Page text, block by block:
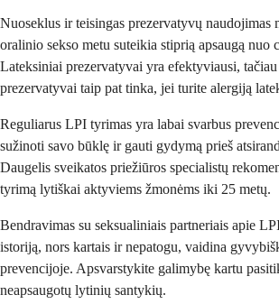
Nuoseklus ir teisingas prezervatyvų naudojimas
oralinio sekso metu suteikia stiprią apsaugą nuo
Lateksiniai prezervatyvai yra efektyviausi,
prezervatyvai taip pat tinka, jei turite alergiją
Reguliarus LPI tyrimas yra labai svarbus
sužinoti savo būklę ir gauti gydymą prieš
Daugelis sveikatos priežiūros specialistų
tyrimą lytiškai aktyviems žmonėms iki 25 metų.
Bendravimas su seksualiniais partneriais apie
istoriją, nors kartais ir nepatogu, vaidina
prevencijoje. Apsvarstykite galimybę kartu
neapsaugotų lytinių santykių.